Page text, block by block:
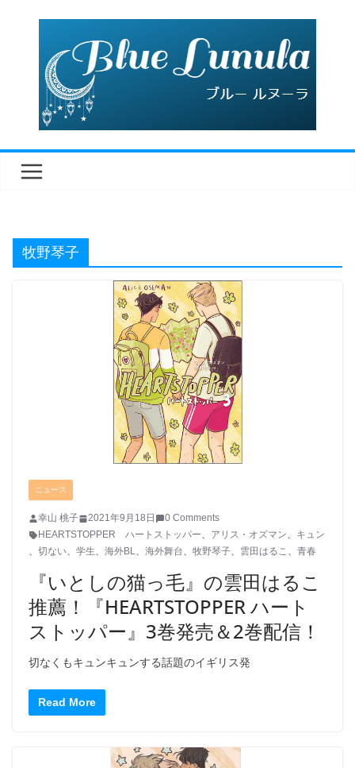
牧野琴子
ニュース
幸山 桃子 2021年9月18日
0 Comments
HEARTSTOPPER ハートストッパー、 アリス・オズマン、 キュン
、 切ない、 学生、 海外BL、 海外舞台、 牧野琴子、 雲田はるこ 、 青春
『いとしの猫っ毛』の雲田はるこ
推薦！『HEARTSTOPPER ハート
ストッパー』3巻発売＆2巻配信！
切なくもキュンキュンする話題のイギリス発
Read More